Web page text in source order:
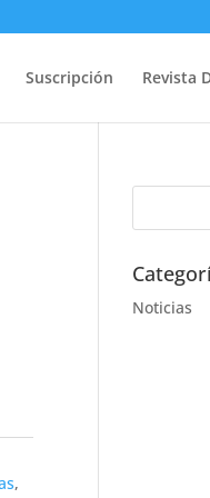
Suscripción Revista
,
Noticias